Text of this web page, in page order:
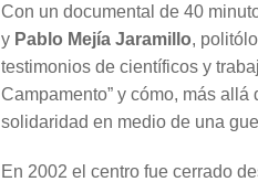
Con un documental de 40
y Pablo Mejía Jaramillo,
testimonios de científicos y
Campamento” y cómo, más
solidaridad en medio de una
En 2002 el centro fue cerrado